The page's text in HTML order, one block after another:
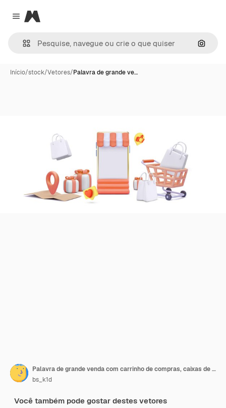
Close menu
Magnific
Início/stock/Vetores/Palavra de grande ve…
Palavra de grande venda com carrinho de compras, caixas de presente, loja, mapa com ponteiro em estilo realista. Ilustração vetorial
bs_k1d
Você também pode gostar destes vetores